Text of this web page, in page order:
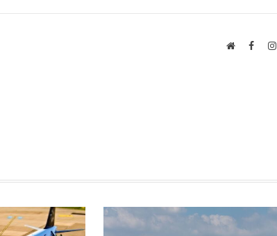
Site